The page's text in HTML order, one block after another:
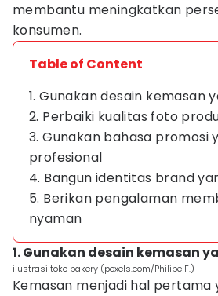
membantu meningkatkan
konsumen.
Table of Content
1. Gunakan desain kemasan
2. Perbaiki kualitas foto
3. Gunakan bahasa promosi
profesional
4. Bangun identitas brand
5. Berikan pengalaman
nyaman
1. Gunakan desain kemasan
ilustrasi toko bakery (pexels.com/Philipe F.)
Kemasan menjadi hal pertama